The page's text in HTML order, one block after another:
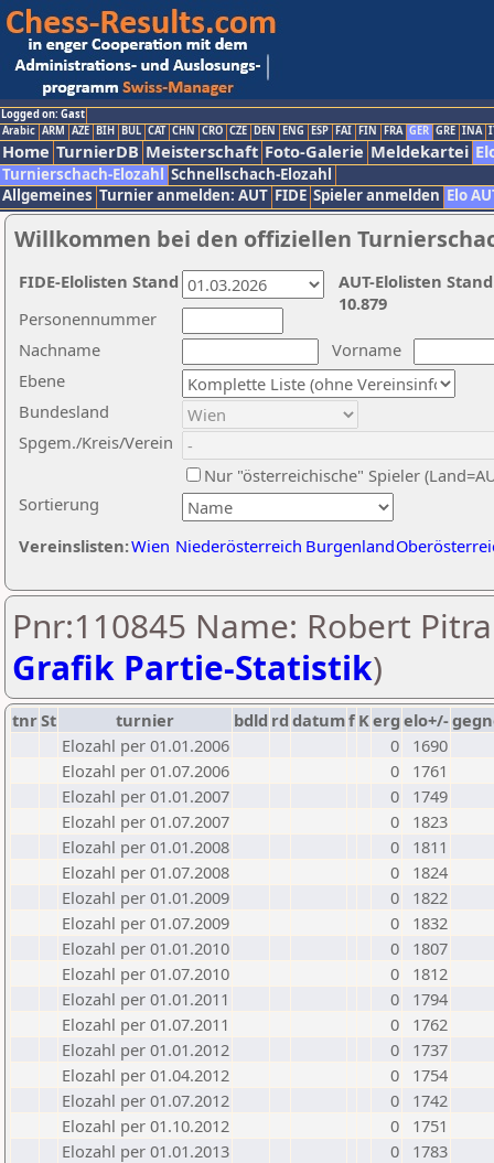
Logged on: Gast
Arabic ARM AZE BIH BUL CAT CHN CRO CZE DEN ENG ESP FAI FIN FRA GER GRE INA
Home TurnierDB Meisterschaft Foto-Galerie Meldekartei
Turnierschach-Elozahl Schnellschach-Elozahl
Allgemeines Turnier anmelden: AUT FIDE Spieler anmelden Elo
Willkommen bei den offiziellen
Nachname
Vorname
Ebene
Sortierung
Personennummer
Bundesland
Spgem./Kreis/Verein
Nur "österreichische" Spieler
Vereinslisten:Wien Niederösterreich Burgenland
AUT-Elolisten
10.879
FIDE-Elolisten Stand
Pnr:110845 Name: Robert
Grafik Partie-Statistik)
tnrSt turnier bdld rd datumf Kerg elo+/-
Elozahl per 01.01.2006
0
1690
Elozahl per 01.07.2006
0
1761
Elozahl per 01.01.2007
0
1749
Elozahl per 01.07.2007
0
1823
Elozahl per 01.01.2008
0
1811
Elozahl per 01.07.2008
0
1824
Elozahl per 01.01.2009
0
1822
Elozahl per 01.07.2009
0
1832
Elozahl per 01.01.2010
0
1807
Elozahl per 01.07.2010
0
1812
Elozahl per 01.01.2011
0
1794
Elozahl per 01.07.2011
0
1762
Elozahl per 01.01.2012
0
1737
Elozahl per 01.04.2012
0
1754
Elozahl per 01.07.2012
0
1742
Elozahl per 01.10.2012
0
1751
Elozahl per 01.01.2013
0
1783